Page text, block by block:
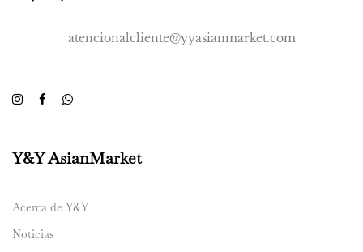
atencionalcliente@yyasianmarket.com
Y&Y AsianMarket
Acerca de Y&Y
Noticias